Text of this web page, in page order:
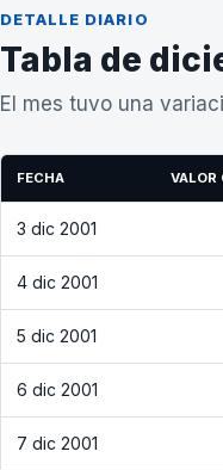
DETALLE DIARIO
Tabla de
El mes tuvo una
FECHA VALOR
3 dic 2001
4 dic 2001
5 dic 2001
6 dic 2001
7 dic 2001